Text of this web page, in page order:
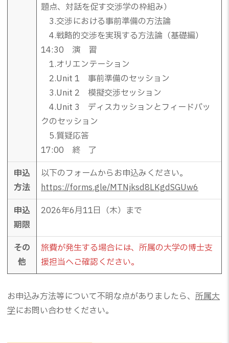
題点、対話を促す交渉学の枠組み）
3.交渉における事前準備の方法論
4.戦略的交渉を実現する方法論（基礎編）
14:30 演 習
1.オリエンテーション
2.Unit 1 事前準備のセッション
3.Unit 2 模擬交渉セッション
4.Unit 3 ディスカッションとフィードバッ
クのセッション
5.質疑応答
17:00 終 了
申込
方法
以下のフォームからお申込みください。
https://forms.gle/MTNjksd8LKgdSGUw6
申込
期限
2026年6月11日（木）まで
その
他
旅費が発生する場合には、所属の大学の博士支
援担当へご確認ください。
お申込み方法等について不明な点がありましたら、 所属大
学にお問い合わせください。